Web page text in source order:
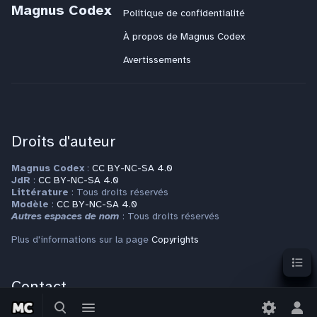
BasculerBasculer
le
Magnus Codex
Politique de confidentialité
À propos de Magnus Codex
Avertissements
Droits d'auteur
Magnus Codex : CC BY-NC-SA 4.0
JdR : CC BY-NC-SA 4.0
Littérature : Tous droits réservés
Modèle : CC BY-NC-SA 4.0
Autres espaces de nom : Tous droits réservés
Plus d'informations sur la page Copyrights
Contact
Pour toute question ou requête, veuillez vous adresser à